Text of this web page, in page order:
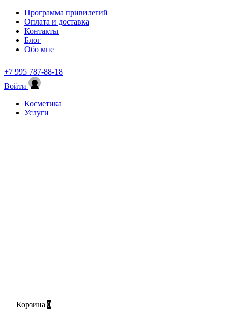
Программа привилегий
Оплата и доставка
Контакты
Блог
Обо мне
+7 995 787-88-18
Войти
Косметика
Услуги
Корзина 0